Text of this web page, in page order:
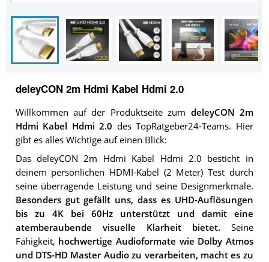
deleyCON 2m Hdmi Kabel Hdmi 2.0
Willkommen auf der Produktseite zum deleyCON 2m
Hdmi Kabel Hdmi 2.0 des TopRatgeber24-Teams. Hier
gibt es alles Wichtige auf einen Blick:
Das deleyCON 2m Hdmi Kabel Hdmi 2.0 besticht in
deinem persönlichen HDMI-Kabel (2 Meter) Test durch
seine überragende Leistung und seine Designmerkmale.
Besonders gut gefällt uns, dass es UHD-Auflösungen
bis zu 4K bei 60Hz unterstützt und damit eine
atemberaubende visuelle Klarheit bietet. Seine
Fähigkeit, hochwertige Audioformate wie Dolby Atmos
und DTS-HD Master Audio zu verarbeiten, macht es zu